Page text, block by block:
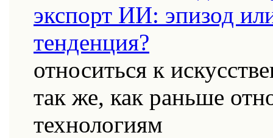
относиться к
так же, как раньше
технологиям